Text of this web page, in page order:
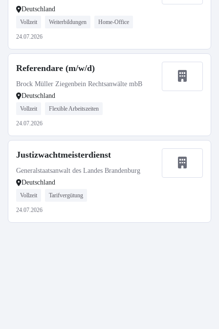
Deutschland
Vollzeit Weiterbildungen Home-Office
24.07.2026
Referendare (m/w/d)
Brock Müller Ziegenbein Rechtsanwälte mbB
Deutschland
Vollzeit Flexible Arbeitszeiten
24.07.2026
Justizwachtmeisterdienst
Generalstaatsanwalt des Landes Brandenburg
Deutschland
Vollzeit Tarifvergütung
24.07.2026